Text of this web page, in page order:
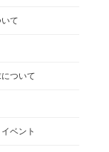
て
ついて
ベント